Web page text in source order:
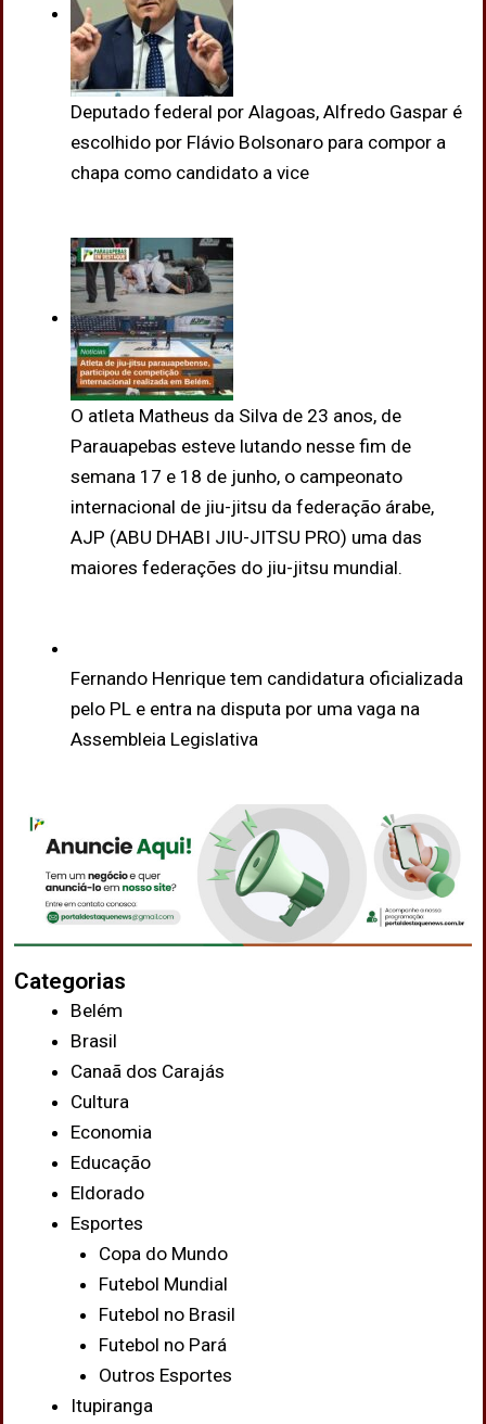
Deputado federal por Alagoas, Alfredo Gaspar é
escolhido por Flávio Bolsonaro para compor a
chapa como candidato a vice
O atleta Matheus da Silva de 23 anos, de
Parauapebas esteve lutando nesse fim de
semana 17 e 18 de junho, o campeonato
internacional de jiu-jitsu da federação árabe,
AJP (ABU DHABI JIU-JITSU PRO) uma das
maiores federações do jiu-jitsu mundial.
Fernando Henrique tem candidatura oficializada
pelo PL e entra na disputa por uma vaga na
Assembleia Legislativa
Categorias
Belém
Brasil
Canaã dos Carajás
Cultura
Economia
Educação
Eldorado
Esportes
Copa do Mundo
Futebol Mundial
Futebol no Brasil
Futebol no Pará
Outros Esportes
Itupiranga